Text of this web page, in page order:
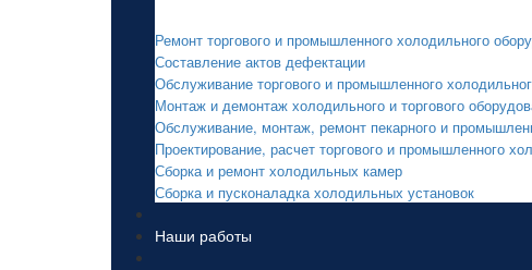
Ремонт торгового и промышленного холодильного
Составление актов дефектации
Обслуживание торгового и промышленного
Монтаж и демонтаж холодильного и торгового
Обслуживание, монтаж, ремонт пекарного и
Проектирование, расчет торгового и промышленного
Сборка и ремонт холодильных камер
Сборка и пусконаладка холодильных установок
Наши работы